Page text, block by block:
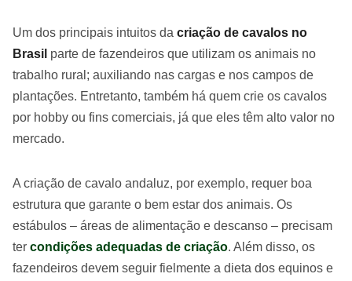
Um dos principais intuitos da criação de cavalos no
Brasil parte de fazendeiros que utilizam os animais no
trabalho rural; auxiliando nas cargas e nos campos de
plantações. Entretanto, também há quem crie os cavalos
por hobby ou fins comerciais, já que eles têm alto valor no
mercado.
A criação de cavalo andaluz, por exemplo, requer boa
estrutura que garante o bem estar dos animais. Os
estábulos – áreas de alimentação e descanso – precisam
ter condições adequadas de criação. Além disso, os
fazendeiros devem seguir fielmente a dieta dos equinos e